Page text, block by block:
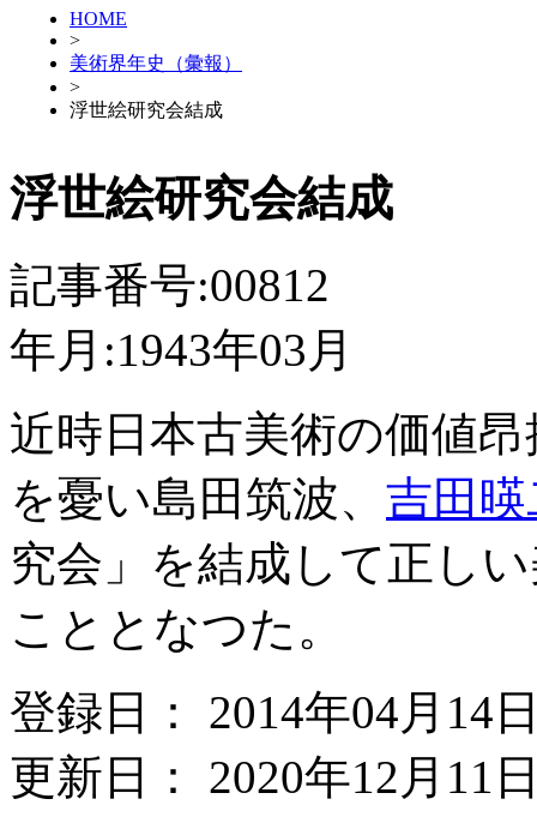
HOME
>
美術界年史（彙報）
>
浮世絵研究会結成
浮世絵研究会結成
記事番号:00812
年月:1943年03月
近時日本古美術の価値
を憂い島田筑波、 吉田暎
究会」を結成して正し
こととなつた。
登録日： 2014年04月14
更新日： 2020年12月11